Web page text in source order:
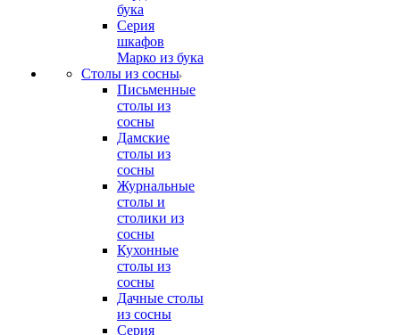
бука
Серия
шкафов
Марко из бука
Столы из сосны
Письменные
столы из
сосны
Дамские
столы из
сосны
Журнальные
столы и
столики из
сосны
Кухонные
столы из
сосны
Дачные столы
из сосны
Серия